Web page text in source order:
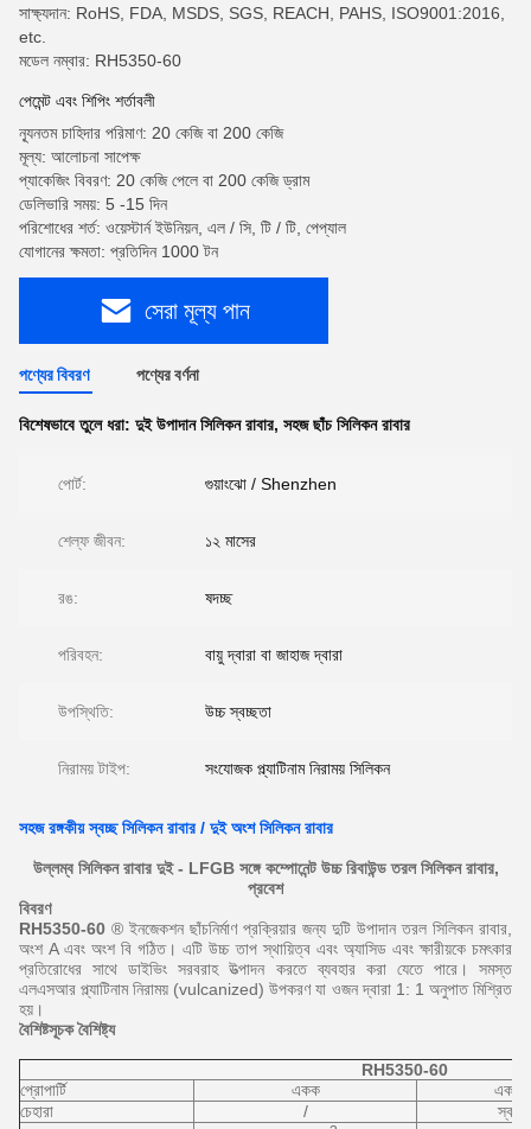
সাক্ষ্যদান: RoHS, FDA, MSDS, SGS, REACH, PAHS, ISO9001:2016,
etc.
মডেল নম্বার: RH5350-60
পেমেন্ট এবং শিপিং শর্তাবলী
ন্যূনতম চাহিদার পরিমাণ: 20 কেজি বা 200 কেজি
মূল্য: আলোচনা সাপেক্ষ
প্যাকেজিং বিবরণ: 20 কেজি পেলে বা 200 কেজি ড্রাম
ডেলিভারি সময়: 5 -15 দিন
পরিশোধের শর্ত: ওয়েস্টার্ন ইউনিয়ন, এল / সি, টি / টি, পেপ্যাল
যোগানের ক্ষমতা: প্রতিদিন 1000 টন
সেরা মূল্য পান
পণ্যের বিবরণ পণ্যের বর্ণনা
বিশেষভাবে তুলে ধরা: দুই উপাদান সিলিকন রাবার, সহজ ছাঁচ সিলিকন রাবার
পোর্ট: গুয়াংঝো / Shenzhen
শেল্ফ জীবন: ১২ মাসের
রঙ: ষদচ্ছ
পরিবহন: বায়ু দ্বারা বা জাহাজ দ্বারা
উপস্থিতি: উচ্চ স্বচ্ছতা
নিরাময় টাইপ: সংযোজক প্ল্যাটিনাম নিরাময় সিলিকন
সহজ রঙ্গকীয় স্বচ্ছ সিলিকন রাবার / দুই অংশ সিলিকন রাবার
উল্লম্ব সিলিকন রাবার দুই - LFGB সঙ্গে কম্পোনেন্ট উচ্চ রিবাউন্ড তরল সিলিকন রাবার,
প্রবেশ
বিবরণ
RH5350-60 ® ইনজেকশন ছাঁচনির্মাণ প্রক্রিয়ার জন্য দুটি উপাদান তরল সিলিকন রাবার,
অংশ A এবং অংশ বি গঠিত। এটি উচ্চ তাপ স্থায়িত্ব এবং অ্যাসিড এবং ক্ষারীয়কে চমৎকার
প্রতিরোধের সাথে ডাইভিং সরবরাহ উত্পাদন করতে ব্যবহার করা যেতে পারে।
সমস্ত
এলএসআর প্ল্যাটিনাম নিরাময় (vulcanized) উপকরণ যা ওজন দ্বারা 1: 1 অনুপাত মিশ্রিত
হয়।
বৈশিষ্টসূচক বৈশিষ্ট্য
RH5350-60
প্রোপার্টি
একক
একজন
চেহারা
/
স্বচ্ছ